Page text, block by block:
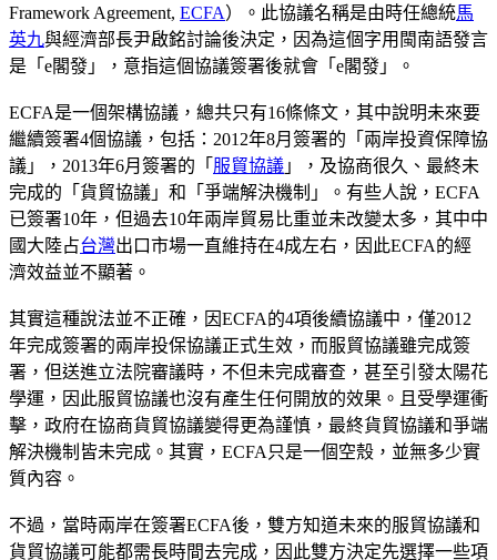
Framework Agreement, ECFA）。此協議名稱是由時任總統馬
英九與經濟部長尹啟銘討論後決定，因為這個字用閩南語發言
是「e閣發」，意指這個協議簽署後就會「e閣發」。
ECFA是一個架構協議，總共只有16條條文，其中說明未來要
繼續簽署4個協議，包括：2012年8月簽署的「兩岸投資保障協
議」，2013年6月簽署的「 服貿協議 」，及協商很久、最終未
完成的「貨貿協議」和「爭端解決機制」。有些人說，ECFA
已簽署10年，但過去10年兩岸貿易比重並未改變太多，其中中
國大陸占台灣出口市場一直維持在4成左右，因此ECFA的經
濟效益並不顯著。
其實這種說法並不正確，因ECFA的4項後續協議中，僅2012
年完成簽署的兩岸投保協議正式生效，而服貿協議雖完成簽
署，但送進立法院審議時，不但未完成審查，甚至引發太陽花
學運，因此服貿協議也沒有產生任何開放的效果。且受學運衝
擊，政府在協商貨貿協議變得更為謹慎，最終貨貿協議和爭端
解決機制皆未完成。其實，ECFA只是一個空殼，並無多少實
質內容。
不過，當時兩岸在簽署ECFA後，雙方知道未來的服貿協議和
貨貿協議可能都需長時間去完成，因此雙方決定先選擇一些項